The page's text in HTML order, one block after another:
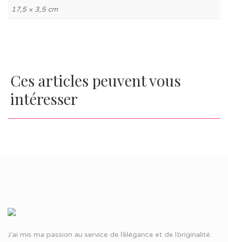
17,5 × 3,5 cm
Ces articles peuvent vous
intéresser
J’ai mis ma passion au service de l’élégance et de l’originalité.